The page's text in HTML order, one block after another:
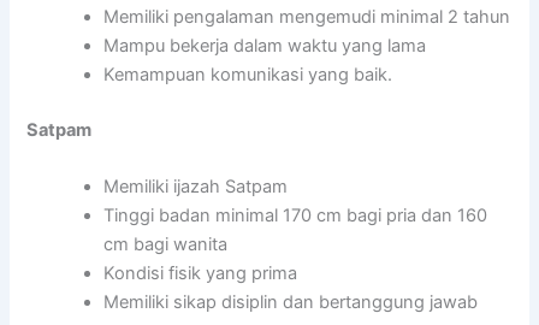
Memiliki pengalaman mengemudi minimal 2 tahun
Mampu bekerja dalam waktu yang lama
Kemampuan komunikasi yang baik.
Satpam
Memiliki ijazah Satpam
Tinggi badan minimal 170 cm bagi pria dan 160
cm bagi wanita
Kondisi fisik yang prima
Memiliki sikap disiplin dan bertanggung jawab